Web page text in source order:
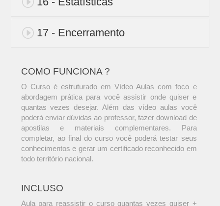
17 - Encerramento
COMO FUNCIONA ?
O Curso é estruturado em Vídeo Aulas com foco e
abordagem prática para você assistir onde quiser e
quantas vezes desejar. Além das vídeo aulas você
poderá enviar dúvidas ao professor, fazer download de
apostilas e materiais complementares. Para
completar, ao final do curso você poderá testar seus
conhecimentos e gerar um certificado reconhecido em
todo território nacional.
INCLUSO
Aula para reassistir o curso quantas vezes quiser +